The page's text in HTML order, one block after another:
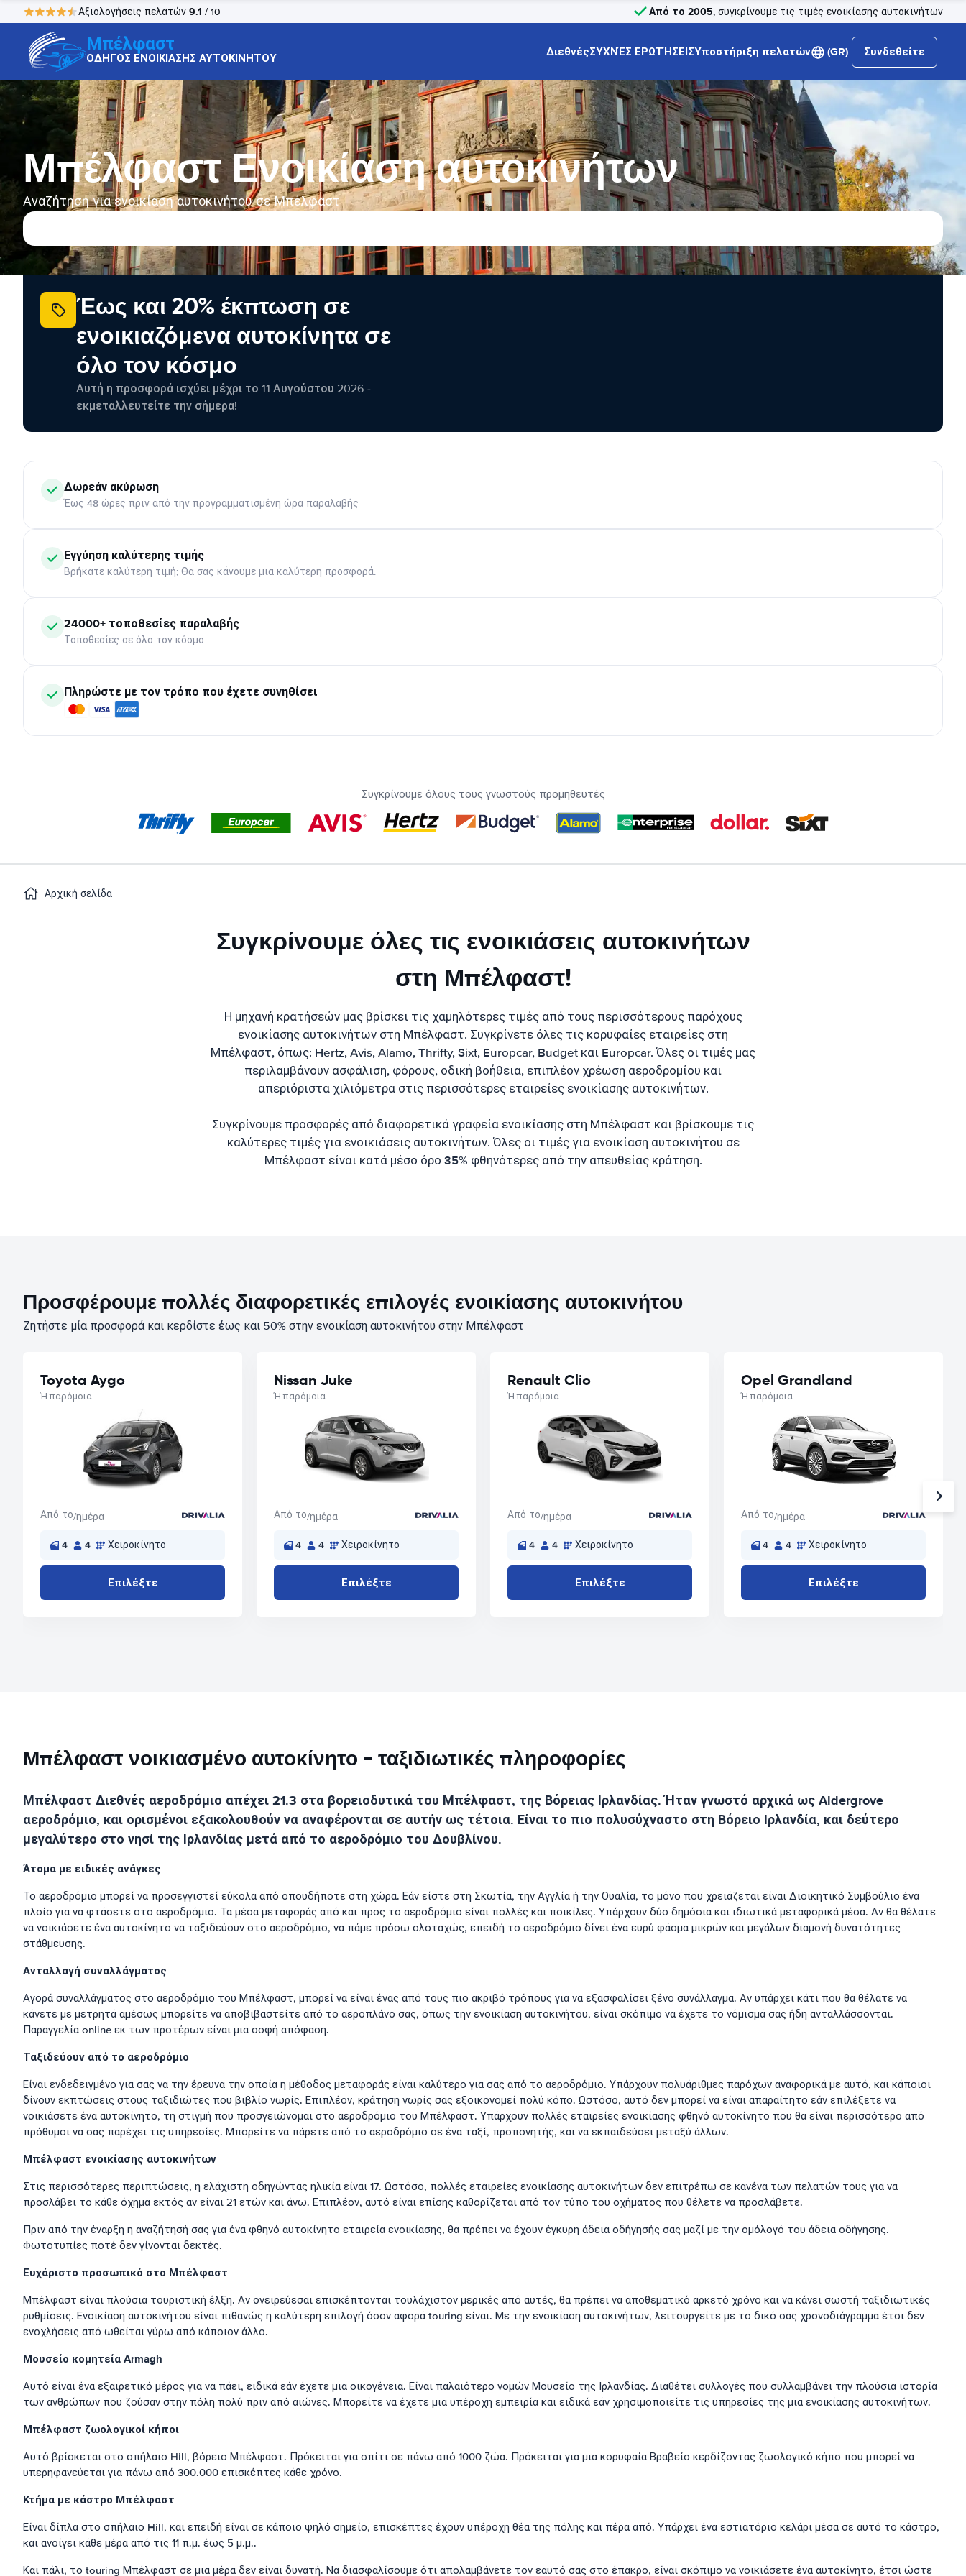
Αξιολογήσεις πελατών 9.1 / 10 Από το 2005, συγκρίνουμε τις τιμές ενοικίασης αυτοκινήτων
Μπέλφαστ
ΟΔΗΓΟΣ ΕΝΟΙΚΙΑΣΗΣ ΑΥΤΟΚΙΝΗΤΟΥ ΔιεθνέςΣΥΧΝΈΣ ΕΡΩΤΉΣΕΙΣΥποστήριξη πελατών (GR) Συνδεθείτε
Μπέλφαστ Ενοικίαση αυτοκινήτων
Αναζήτηση για ενοικίαση αυτοκινήτου σε Μπέλφαστ
Έως και 20% έκπτωση σε
ενοικιαζόμενα αυτοκίνητα σε
όλο τον κόσμο
Αυτή η προσφορά ισχύει μέχρι το 11 Αυγούστου 2026 -
εκμεταλλευτείτε την σήμερα!
Δωρεάν ακύρωση
Έως 48 ώρες πριν από την προγραμματισμένη ώρα παραλαβής
Εγγύηση καλύτερης τιμής
Βρήκατε καλύτερη τιμή; Θα σας κάνουμε μια καλύτερη προσφορά.
24000+ τοποθεσίες παραλαβής
Τοποθεσίες σε όλο τον κόσμο
Πληρώστε με τον τρόπο που έχετε συνηθίσει
Συγκρίνουμε όλους τους γνωστούς προμηθευτές
Αρχική σελίδα
Συγκρίνουμε όλες τις ενοικιάσεις αυτοκινήτων
στη Μπέλφαστ!
Η μηχανή κρατήσεών μας βρίσκει τις χαμηλότερες τιμές από τους περισσότερους παρόχους
ενοικίασης αυτοκινήτων στη Μπέλφαστ. Συγκρίνετε όλες τις κορυφαίες εταιρείες στη
Μπέλφαστ, όπως: Hertz, Avis, Alamo, Thrifty, Sixt, Europcar, Budget και Europcar. Όλες οι τιμές μας
περιλαμβάνουν ασφάλιση, φόρους, οδική βοήθεια, επιπλέον χρέωση αεροδρομίου και
απεριόριστα χιλιόμετρα στις περισσότερες εταιρείες ενοικίασης αυτοκινήτων.
Συγκρίνουμε προσφορές από διαφορετικά γραφεία ενοικίασης στη Μπέλφαστ και βρίσκουμε τις
καλύτερες τιμές για ενοικιάσεις αυτοκινήτων. Όλες οι τιμές για ενοικίαση αυτοκινήτου σε
Μπέλφαστ είναι κατά μέσο όρο 35% φθηνότερες από την απευθείας κράτηση.
Προσφέρουμε πολλές διαφορετικές επιλογές ενοικίασης αυτοκινήτου
Ζητήστε μία προσφορά και κερδίστε έως και 50% στην ενοικίαση αυτοκινήτου στην Μπέλφαστ
Toyota Aygo
Ή παρόμοια
Από το/ημέρα
4 4 Χειροκίνητο
Επιλέξτε
Nissan Juke
Ή παρόμοια
Από το/ημέρα
4 4 Χειροκίνητο
Επιλέξτε
Renault Clio
Ή παρόμοια
Από το/ημέρα
4 4 Χειροκίνητο
Επιλέξτε
Opel Grandland
Ή παρόμοια
Από το/ημέρα
4 4 Χειροκίνητο
Επιλέξτε
Μπέλφαστ νοικιασμένο αυτοκίνητο - ταξιδιωτικές πληροφορίες
Μπέλφαστ Διεθνές αεροδρόμιο απέχει 21.3 στα βορειοδυτικά του Μπέλφαστ, της Βόρειας Ιρλανδίας. Ήταν γνωστό αρχικά ως Aldergrove
αεροδρόμιο, και ορισμένοι εξακολουθούν να αναφέρονται σε αυτήν ως τέτοια. Είναι το πιο πολυσύχναστο στη Βόρειο Ιρλανδία, και δεύτερο
μεγαλύτερο στο νησί της Ιρλανδίας μετά από το αεροδρόμιο του Δουβλίνου.
Άτομα με ειδικές ανάγκες
Το αεροδρόμιο μπορεί να προσεγγιστεί εύκολα από οπουδήποτε στη χώρα. Εάν είστε στη Σκωτία, την Αγγλία ή την Ουαλία, το μόνο που χρειάζεται είναι Διοικητικό Συμβούλιο ένα
πλοίο για να φτάσετε στο αεροδρόμιο. Τα μέσα μεταφοράς από και προς το αεροδρόμιο είναι πολλές και ποικίλες. Υπάρχουν δύο δημόσια και ιδιωτικά μεταφορικά μέσα. Αν θα θέλατε
να νοικιάσετε ένα αυτοκίνητο να ταξιδεύουν στο αεροδρόμιο, να πάμε πρόσω ολοταχώς, επειδή το αεροδρόμιο δίνει ένα ευρύ φάσμα μικρών και μεγάλων διαμονή δυνατότητες
στάθμευσης.
Ανταλλαγή συναλλάγματος
Αγορά συναλλάγματος στο αεροδρόμιο του Μπέλφαστ, μπορεί να είναι ένας από τους πιο ακριβό τρόπους για να εξασφαλίσει ξένο συνάλλαγμα. Αν υπάρχει κάτι που θα θέλατε να
κάνετε με μετρητά αμέσως μπορείτε να αποβιβαστείτε από το αεροπλάνο σας, όπως την ενοικίαση αυτοκινήτου, είναι σκόπιμο να έχετε το νόμισμά σας ήδη ανταλλάσσονται.
Παραγγελία online εκ των προτέρων είναι μια σοφή απόφαση.
Ταξιδεύουν από το αεροδρόμιο
Είναι ενδεδειγμένο για σας να την έρευνα την οποία η μέθοδος μεταφοράς είναι καλύτερο για σας από το αεροδρόμιο. Υπάρχουν πολυάριθμες παρόχων αναφορικά με αυτό, και κάποιοι
δίνουν εκπτώσεις στους ταξιδιώτες που βιβλίο νωρίς. Επιπλέον, κράτηση νωρίς σας εξοικονομεί πολύ κόπο. Ωστόσο, αυτό δεν μπορεί να είναι απαραίτητο εάν επιλέξετε να
νοικιάσετε ένα αυτοκίνητο, τη στιγμή που προσγειώνομαι στο αεροδρόμιο του Μπέλφαστ. Υπάρχουν πολλές εταιρείες ενοικίασης φθηνό αυτοκίνητο που θα είναι περισσότερο από
πρόθυμοι να σας παρέχει τις υπηρεσίες. Μπορείτε να πάρετε από το αεροδρόμιο σε ένα ταξί, προπονητής, και να εκπαιδεύσει μεταξύ άλλων.
Μπέλφαστ ενοικίασης αυτοκινήτων
Στις περισσότερες περιπτώσεις, η ελάχιστη οδηγώντας ηλικία είναι 17. Ωστόσο, πολλές εταιρείες ενοικίασης αυτοκινήτων δεν επιτρέπω σε κανένα των πελατών τους για να
προσλάβει το κάθε όχημα εκτός αν είναι 21 ετών και άνω. Επιπλέον, αυτό είναι επίσης καθορίζεται από τον τύπο του οχήματος που θέλετε να προσλάβετε.
Πριν από την έναρξη η αναζήτησή σας για ένα φθηνό αυτοκίνητο εταιρεία ενοικίασης, θα πρέπει να έχουν έγκυρη άδεια οδήγησής σας μαζί με την ομόλογό του άδεια οδήγησης.
Φωτοτυπίες ποτέ δεν γίνονται δεκτές.
Ευχάριστο προσωπικό στο Μπέλφαστ
Μπέλφαστ είναι πλούσια τουριστική έλξη. Αν ονειρεύεσαι επισκέπτονται τουλάχιστον μερικές από αυτές, θα πρέπει να αποθεματικό αρκετό χρόνο και να κάνει σωστή ταξιδιωτικές
ρυθμίσεις. Ενοικίαση αυτοκινήτου είναι πιθανώς η καλύτερη επιλογή όσον αφορά touring είναι. Με την ενοικίαση αυτοκινήτων, λειτουργείτε με το δικό σας χρονοδιάγραμμα έτσι δεν
ενοχλήσεις από ωθείται γύρω από κάποιον άλλο.
Μουσείο κομητεία Armagh
Αυτό είναι ένα εξαιρετικό μέρος για να πάει, ειδικά εάν έχετε μια οικογένεια. Είναι παλαιότερο νομών Μουσείο της Ιρλανδίας. Διαθέτει συλλογές που συλλαμβάνει την πλούσια ιστορία
των ανθρώπων που ζούσαν στην πόλη πολύ πριν από αιώνες. Μπορείτε να έχετε μια υπέροχη εμπειρία και ειδικά εάν χρησιμοποιείτε τις υπηρεσίες της μια ενοικίασης αυτοκινήτων.
Μπέλφαστ ζωολογικοί κήποι
Αυτό βρίσκεται στο σπήλαιο Hill, βόρειο Μπέλφαστ. Πρόκειται για σπίτι σε πάνω από 1000 ζώα. Πρόκειται για μια κορυφαία Βραβείο κερδίζοντας ζωολογικό κήπο που μπορεί να
υπερηφανεύεται για πάνω από 300.000 επισκέπτες κάθε χρόνο.
Κτήμα με κάστρο Μπέλφαστ
Είναι δίπλα στο σπήλαιο Hill, και επειδή είναι σε κάποιο ψηλό σημείο, επισκέπτες έχουν υπέροχη θέα της πόλης και πέρα από. Υπάρχει ένα εστιατόριο κελάρι μέσα σε αυτό το κάστρο,
και ανοίγει κάθε μέρα από τις 11 π.μ. έως 5 μ.μ..
Και πάλι, το touring Μπέλφαστ σε μια μέρα δεν είναι δυνατή. Να διασφαλίσουμε ότι απολαμβάνετε τον εαυτό σας στο έπακρο, είναι σκόπιμο να νοικιάσετε ένα αυτοκίνητο, έτσι ώστε